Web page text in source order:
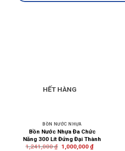
HẾT HÀNG
BỒN NƯỚC NHỰA
Bồn Nước Nhựa Đa Chức
Năng 300 Lít Đứng Đại Thành
1,241,000₫ 1,000,000 ₫